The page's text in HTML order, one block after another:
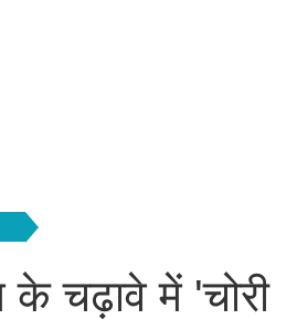
के चढ़ावे में 'चोरी